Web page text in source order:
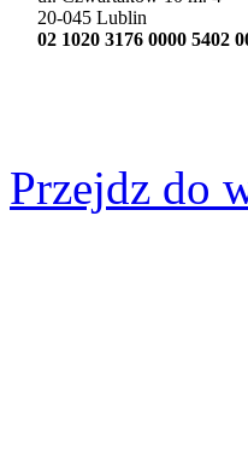
20-045 Lublin
02 1020 3176 0000 5402
Przejdz do